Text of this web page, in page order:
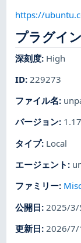
https://
プラグイ
深刻度: High
ID: 229273
ファイル名:
バージョン: 1.17
タイプ: Local
エージェント :
ファミリー:
公開日: 2025/3/
更新日: 2026/7/